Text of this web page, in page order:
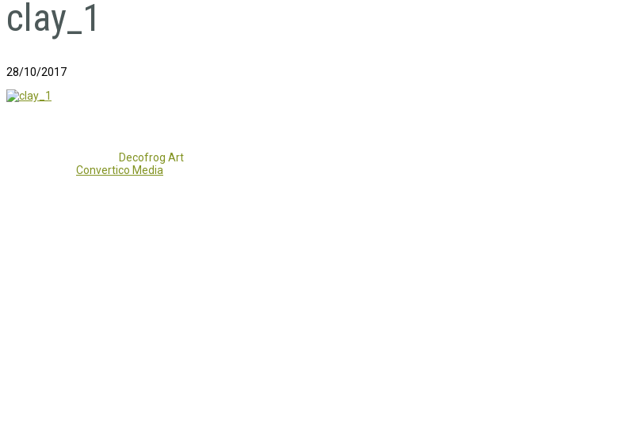
clay_1
28/10/2017
Decofrog Art
Convertico Media